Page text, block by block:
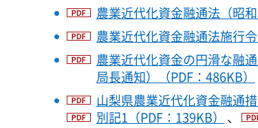
農業近代化資金融通法（昭
農業近代化資金融通法施行
農業近代化資金の円滑な融
局長通知）（PDF：486KB）
山梨県農業近代化資金融通
別記1（PDF：139KB） 、